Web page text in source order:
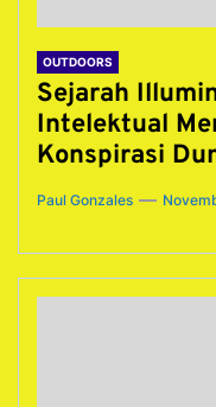
OUTDOORS
Sejarah
Intelektual
Konspirasi
Paul Gonzales